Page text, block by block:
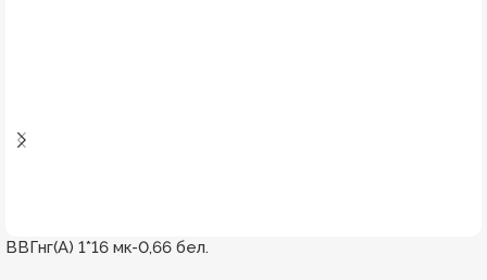
ВВГнг(А) 1*16 мк-0,66 бел.